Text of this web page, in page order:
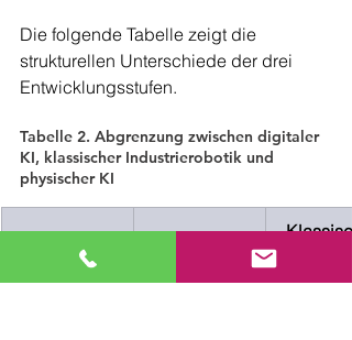
Die folgende Tabelle zeigt die
strukturellen Unterschiede der drei
Entwicklungsstufen.
Tabelle 2. Abgrenzung zwischen digitaler
KI, klassischer Industrierobotik und
physischer KI
Kriterium
ik